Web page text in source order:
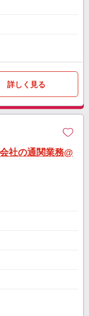
詳しく見る
社の通関業務@